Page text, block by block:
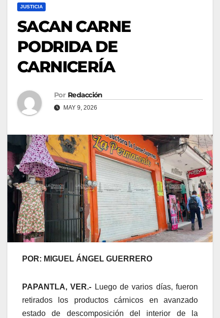
JUSTICIA
SACAN CARNE
PODRIDA DE
CARNICERÍA
Por Redacción
MAY 9, 2026
POR: MIGUEL ÁNGEL GUERRERO
PAPANTLA, VER.- Luego de varios días, fueron
retirados los productos cárnicos en avanzado
estado de descomposición del interior de la